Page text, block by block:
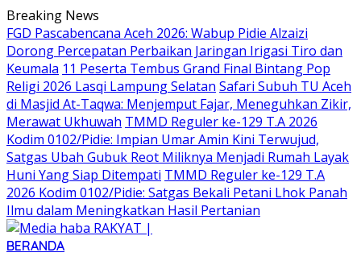
Langsung
ke
konten
Breaking News
FGD Pascabencana Aceh 2026: Wabup Pidie Alzaizi
Dorong Percepatan Perbaikan Jaringan Irigasi Tiro dan
Keumala 11 Peserta Tembus Grand Final Bintang Pop
Religi 2026 Lasqi Lampung Selatan Safari Subuh TU Aceh
di Masjid At-Taqwa: Menjemput Fajar, Meneguhkan Zikir,
Merawat Ukhuwah TMMD Reguler ke-129 T.A 2026
Kodim 0102/Pidie: Impian Umar Amin Kini Terwujud,
Satgas Ubah Gubuk Reot Miliknya Menjadi Rumah Layak
Huni Yang Siap Ditempati TMMD Reguler ke-129 T.A
2026 Kodim 0102/Pidie: Satgas Bekali Petani Lhok Panah
Ilmu dalam Meningkatkan Hasil Pertanian
BERANDA